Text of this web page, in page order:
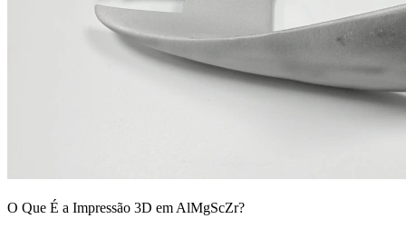
O Que É a Impressão 3D em AlMgScZr?